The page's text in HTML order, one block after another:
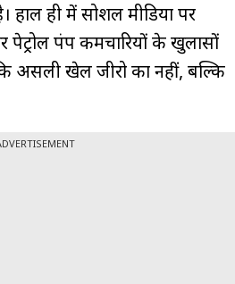
हाल ही में सोशल मीडिया पर
पेट्रोल पंप कर्मचारियों के खुलासों
असली खेल जीरो का नहीं, बल्कि